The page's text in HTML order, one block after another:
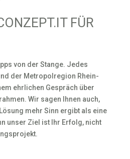
FÜR
von der Stange. Jedes
der Metropolregion Rhein-
ehrlichen Gespräch über
Wir sagen Ihnen auch,
mehr Sinn ergibt als eine
unser Ziel ist Ihr Erfolg, nicht